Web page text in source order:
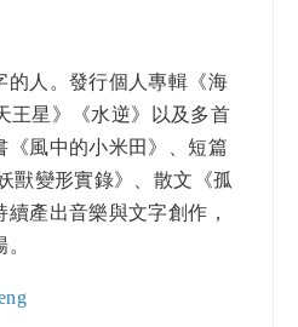
的人。發行個人專輯《海
王星》《水逆》以及多首
《風中的小米田》、短篇
獸變形實錄》、散文《孤
產出音樂與文字創作，